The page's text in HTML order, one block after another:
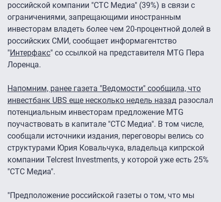
российской компании "CTC Медиа" (39%) в связи с
ограничениями, запрещающими иностранным
инвесторам владеть более чем 20-процентной долей в
российских СМИ, сообщает информагентство
"Интерфакс" со ссылкой на представителя MTG Пера
Лоренца.
Напомним, ранее газета "Ведомости" сообщила, что
инвестбанк UBS еще несколько недель назад разослал
потенциальным инвесторам предложение MTG
поучаствовать в капитале "CTC Медиа". В том числе,
сообщали источники издания, переговоры велись со
структурами Юрия Ковальчука, владельца кипрской
компании Telcrest Investments, у которой уже есть 25%
"СТС Медиа".
"Предположение российской газеты о том, что мы